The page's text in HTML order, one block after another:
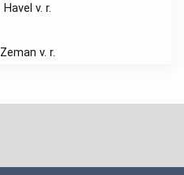
Havel v. r.
Zeman v. r.